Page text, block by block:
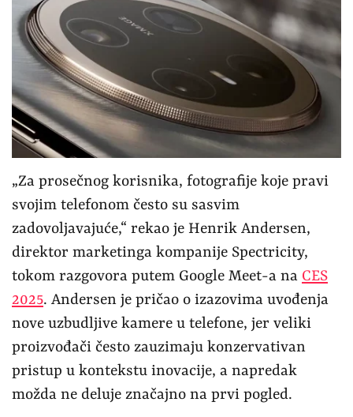
„Za prosečnog korisnika, fotografije koje pravi
svojim telefonom često su sasvim
zadovoljavajuće,“ rekao je Henrik Andersen,
direktor marketinga kompanije Spectricity,
tokom razgovora putem Google Meet-a na CES
2025. Andersen je pričao o izazovima uvođenja
nove uzbudljive kamere u telefone, jer veliki
proizvođači često zauzimaju konzervativan
pristup u kontekstu inovacije, a napredak
možda ne deluje značajno na prvi pogled.